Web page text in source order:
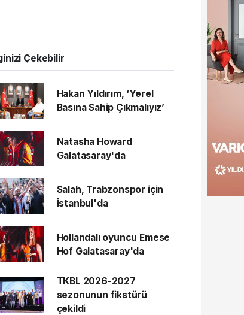
Çekebilir
Hakan Yıldırım, ‘Yerel
Basına Sahip Çıkmalıyız’
Natasha Howard
Galatasaray'da
Salah, Trabzonspor için
İstanbul'da
Hollandalı oyuncu Emese
Hof Galatasaray'da
TKBL 2026-2027
sezonunun fikstürü
çekildi